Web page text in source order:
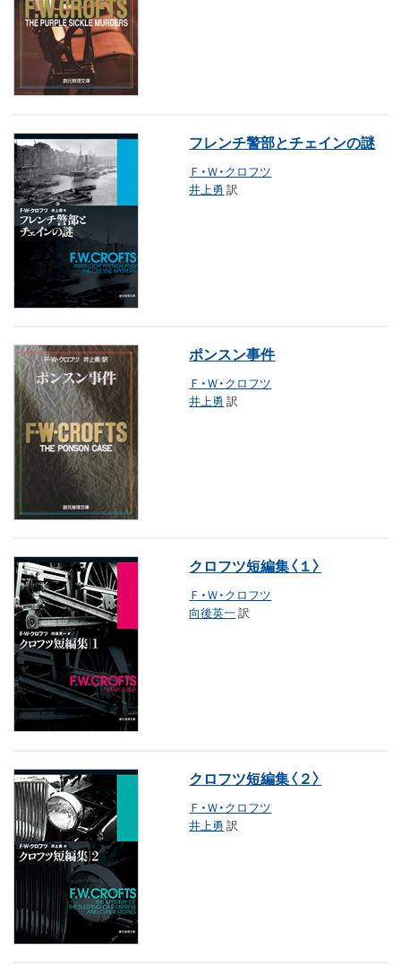
フレンチ警部とチェインの謎
Ｆ・Ｗ・クロフツ
井上勇 訳
ポンスン事件
Ｆ・Ｗ・クロフツ
井上勇 訳
クロフツ短編集〈１〉
Ｆ・Ｗ・クロフツ
向後英一訳
クロフツ短編集〈２〉
Ｆ・Ｗ・クロフツ
井上勇 訳